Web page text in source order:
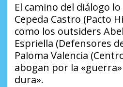
El camino del diálogo
Cepeda Castro (Pacto
como los outsiders
Espriella (Defensores
Paloma Valencia
abogan por la
dura».